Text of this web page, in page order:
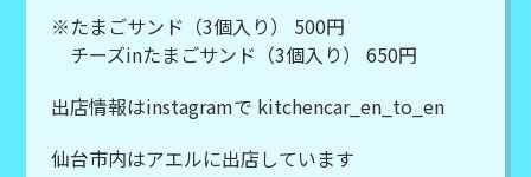
※たまごサンド（3個入り） 500円
チーズinたまごサンド（3個入り） 650円
出店情報はinstagramで kitchencar_en_to_en
仙台市内はアエルに出店しています